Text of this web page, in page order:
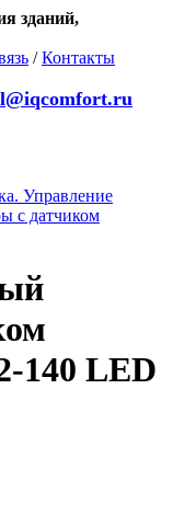
зданий,
/Контакты
Управление
с датчиком
140 LED